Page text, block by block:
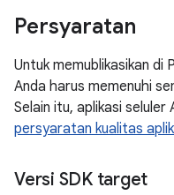
Persyaratan
Untuk memublikasikan
Anda harus memenuhi
Selain itu, aplikasi seluler
persyaratan kualitas
Versi SDK target